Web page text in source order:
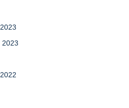
2023